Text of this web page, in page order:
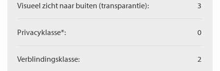
Visueel zicht naar buiten (transparantie): 3
Privacyklasse*: 0
Verblindingsklasse: 2